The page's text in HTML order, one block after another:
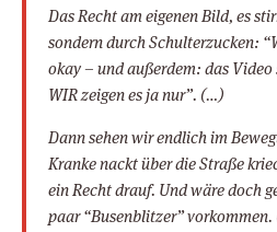
Das Recht am eigenen Bild, es
sondern durch Schulterzucken:
okay – und außerdem: das
WIR zeigen es ja nur”. (…)
Dann sehen wir endlich im
Kranke nackt über die Straße
ein Recht drauf. Und wäre doch
paar “Busenblitzer”